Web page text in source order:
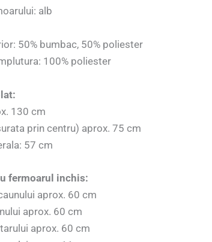
alb
50% bumbac, 50% poliester
100% poliester
130 cm
prin centru) aprox. 75 cm
57 cm
fermoarul inchis:
aprox. 60 cm
aprox. 60 cm
aprox. 60 cm